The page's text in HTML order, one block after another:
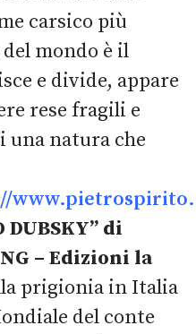
carsico più
mondo è il
e divide, appare
rese fragili e
una natura che
DUBSKY” di
– Edizioni la
prigionia in Italia
del conte